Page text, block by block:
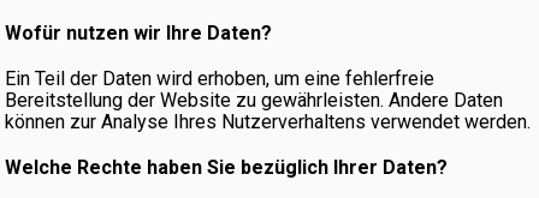
Wofür nutzen wir Ihre Daten?
Ein Teil der Daten wird erhoben, um eine fehlerfreie
Bereitstellung der Website zu gewährleisten. Andere Daten
können zur Analyse Ihres Nutzerverhaltens verwendet werden.
Welche Rechte haben Sie bezüglich Ihrer Daten?